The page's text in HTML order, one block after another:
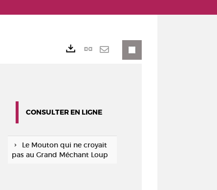
Lien
CONSULTER EN LIGNE
Le Mouton qui ne croyait
pas au Grand Méchant Loup